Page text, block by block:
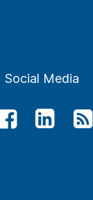
Social Media